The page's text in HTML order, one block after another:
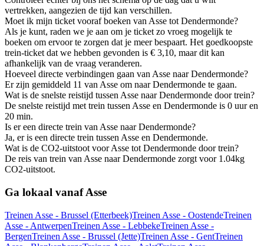
vertrekken, aangezien de tijd kan verschillen.
Moet ik mijn ticket vooraf boeken van Asse tot Dendermonde?
Als je kunt, raden we je aan om je ticket zo vroeg mogelijk te
boeken om ervoor te zorgen dat je meer bespaart. Het goedkoopste
trein-ticket dat we hebben gevonden is € 3,10, maar dit kan
afhankelijk van de vraag veranderen.
Hoeveel directe verbindingen gaan van Asse naar Dendermonde?
Er zijn gemiddeld 11 van Asse om naar Dendermonde te gaan.
Wat is de snelste reistijd tussen Asse naar Dendermonde door trein?
De snelste reistijd met trein tussen Asse en Dendermonde is 0 uur en
20 min.
Is er een directe trein van Asse naar Dendermonde?
Ja, er is een directe trein tussen Asse en Dendermonde.
Wat is de CO2-uitstoot voor Asse tot Dendermonde door trein?
De reis van trein van Asse naar Dendermonde zorgt voor 1.04kg
CO2-uitstoot.
Ga lokaal vanaf Asse
Treinen Asse - Brussel (Etterbeek)Treinen Asse - OostendeTreinen
Asse - AntwerpenTreinen Asse - LebbekeTreinen Asse -
BergenTreinen Asse - Brussel (Jette)Treinen Asse - GentTreinen